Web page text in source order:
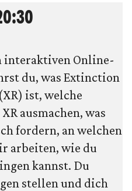
interaktiven Online-
du, was Extinction
ist, welche
ausmachen, was
fordern, an welchen
arbeiten, wie du
kannst. Du
stellen und dich